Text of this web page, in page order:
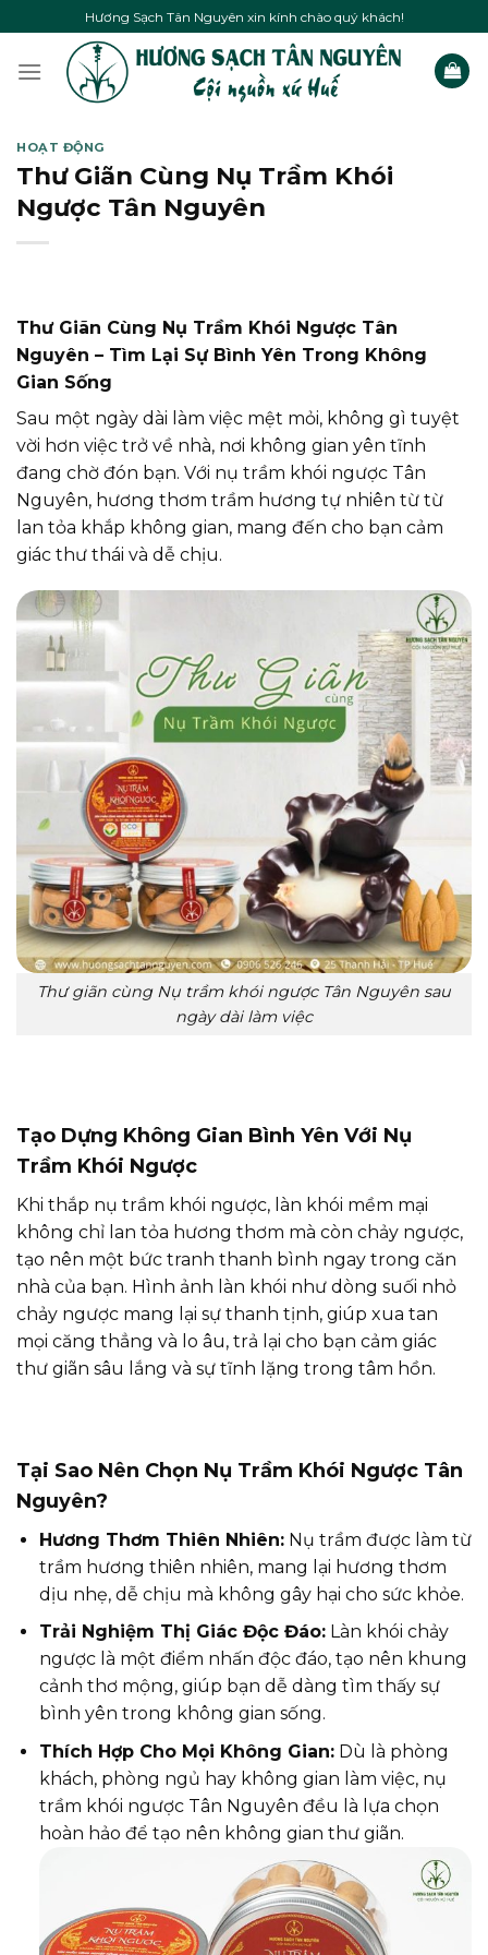
to
content
Hương Sạch Tân Nguyên xin kính chào quý khách!
HOẠT ĐỘNG
Thư Giãn Cùng Nụ Trầm Khói
Ngược Tân Nguyên
Thư Giãn Cùng Nụ Trầm Khói Ngược Tân
Nguyên – Tìm Lại Sự Bình Yên Trong Không
Gian Sống
Sau một ngày dài làm việc mệt mỏi, không gì tuyệt
vời hơn việc trở về nhà, nơi không gian yên tĩnh
đang chờ đón bạn. Với nụ trầm khói ngược Tân
Nguyên, hương thơm trầm hương tự nhiên từ từ
lan tỏa khắp không gian, mang đến cho bạn cảm
giác thư thái và dễ chịu.
Thư giãn cùng Nụ trầm khói ngược Tân Nguyên sau
ngày dài làm việc
Tạo Dựng Không Gian Bình Yên Với Nụ
Trầm Khói Ngược
Khi thắp nụ trầm khói ngược, làn khói mềm mại
không chỉ lan tỏa hương thơm mà còn chảy ngược,
tạo nên một bức tranh thanh bình ngay trong căn
nhà của bạn. Hình ảnh làn khói như dòng suối nhỏ
chảy ngược mang lại sự thanh tịnh, giúp xua tan
mọi căng thẳng và lo âu, trả lại cho bạn cảm giác
thư giãn sâu lắng và sự tĩnh lặng trong tâm hồn.
Tại Sao Nên Chọn Nụ Trầm Khói Ngược Tân
Nguyên?
Hương Thơm Thiên Nhiên:Nụ trầm được làm từ
trầm hương thiên nhiên, mang lại hương thơm
dịu nhẹ, dễ chịu mà không gây hại cho sức khỏe.
Trải Nghiệm Thị Giác Độc Đáo:Làn khói chảy
ngược là một điểm nhấn độc đáo, tạo nên khung
cảnh thơ mộng, giúp bạn dễ dàng tìm thấy sự
bình yên trong không gian sống.
Thích Hợp Cho Mọi Không Gian:Dù là phòng
khách, phòng ngủ hay không gian làm việc, nụ
trầm khói ngược Tân Nguyên đều là lựa chọn
hoàn hảo để tạo nên không gian thư giãn.